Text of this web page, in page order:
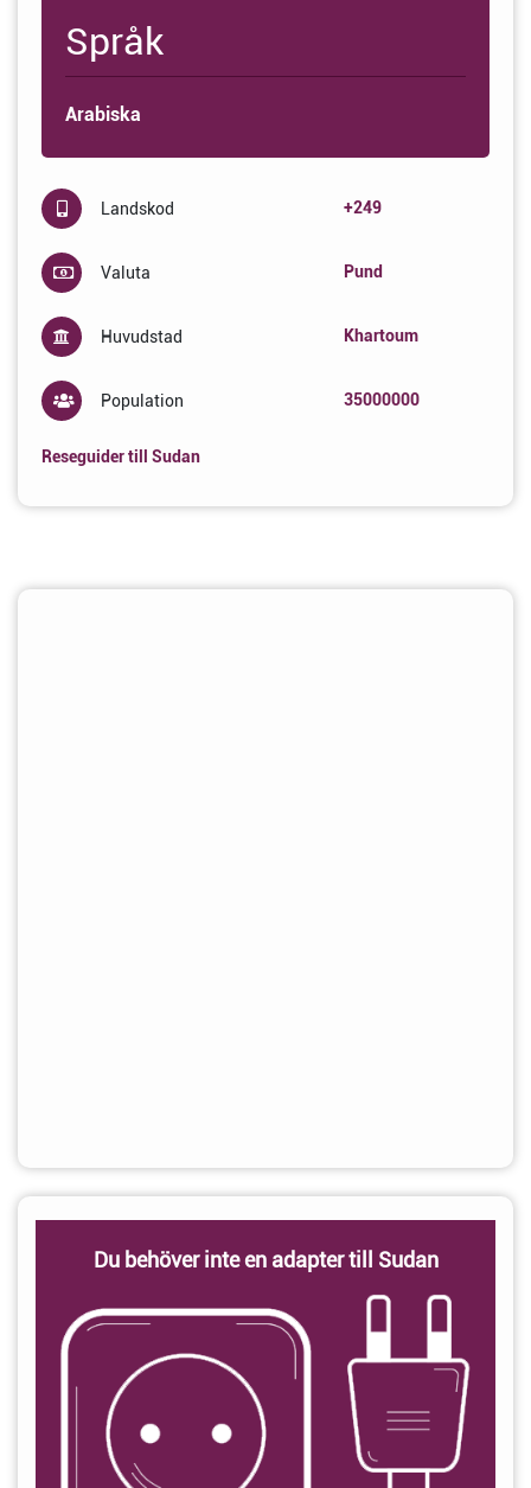
Språk
Arabiska
Landskod +249
Valuta Pund
Huvudstad Khartoum
Population 35000000
Reseguider till Sudan
Du behöver inte en adapter till Sudan